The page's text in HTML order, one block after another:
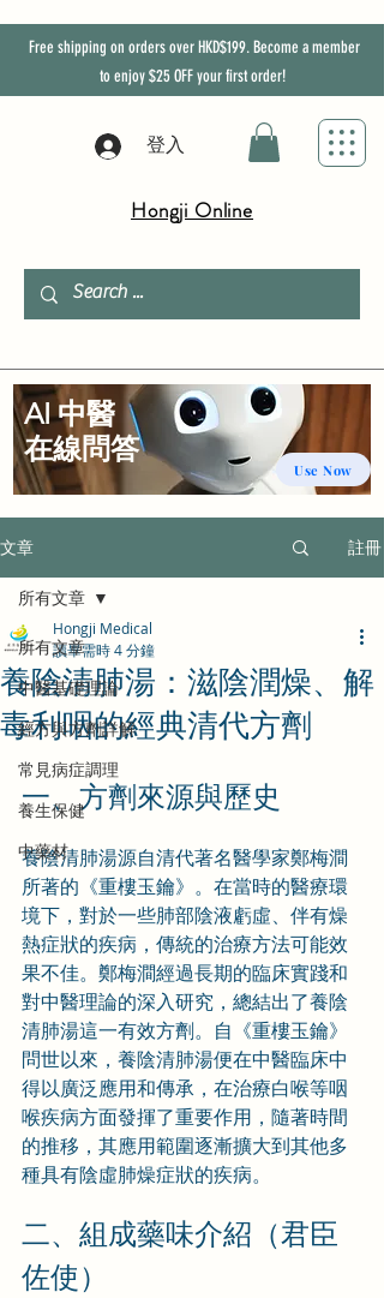
Free shipping on orders over HKD$199. Become a member
to enjoy$25 OFFyour first order!
登入
Hongji Online
文章 註冊
所有文章
中醫基礎理論
經方與方劑詳解
常見病症調理
養生保健
中藥材
所有文章
養陰清肺湯：滋陰潤燥、解
毒利咽的經典清代方劑
Hongji Medical
讀畢需時 4 分鐘
一、方劑來源與歷史
養陰清肺湯源自清代著名醫學家鄭梅澗
所著的《重樓玉鑰》。在當時的醫療環
境下，對於一些肺部陰液虧虛、伴有燥
熱症狀的疾病，傳統的治療方法可能效
果不佳。鄭梅澗經過長期的臨床實踐和
對中醫理論的深入研究，總結出了養陰
清肺湯這一有效方劑。自《重樓玉鑰》
問世以來，養陰清肺湯便在中醫臨床中
得以廣泛應用和傳承，在治療白喉等咽
喉疾病方面發揮了重要作用，隨著時間
的推移，其應用範圍逐漸擴大到其他多
種具有陰虛肺燥症狀的疾病。
二、組成藥味介紹（君臣
佐使）
Use Now
AI 中醫
​在線問答